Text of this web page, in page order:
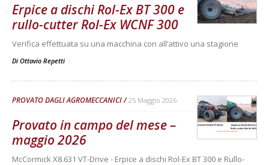
Erpice a dischi Rol-Ex BT 300 e
rullo-cutter Rol-Ex WCNF 300
Verifica effettuata su una macchina con all’attivo una stagione
Di Ottavio Repetti -
PROVATO DAGLI AGROMECCANICI 25 Maggio 2026
Provato in campo del mese –
maggio 2026
McCormick X8.631 VT-Drive - Erpice a dischi Rol-Ex BT 300 e Rullo-